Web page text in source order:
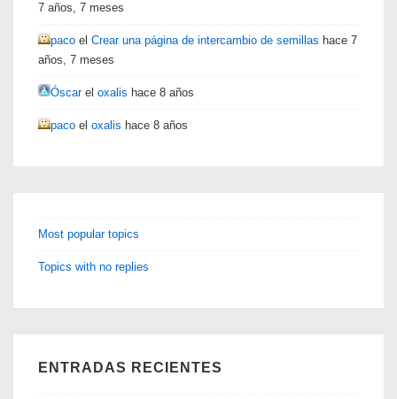
7 años, 7 meses
paco el Crear una página de intercambio de semillas hace 7
años, 7 meses
Óscarel oxalis hace 8 años
paco el oxalis hace 8 años
Most popular topics
Topics with no replies
ENTRADAS RECIENTES